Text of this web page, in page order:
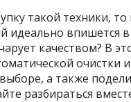
такой техники,
идеально впишется
качеством? В
очистки
а также
разбираться